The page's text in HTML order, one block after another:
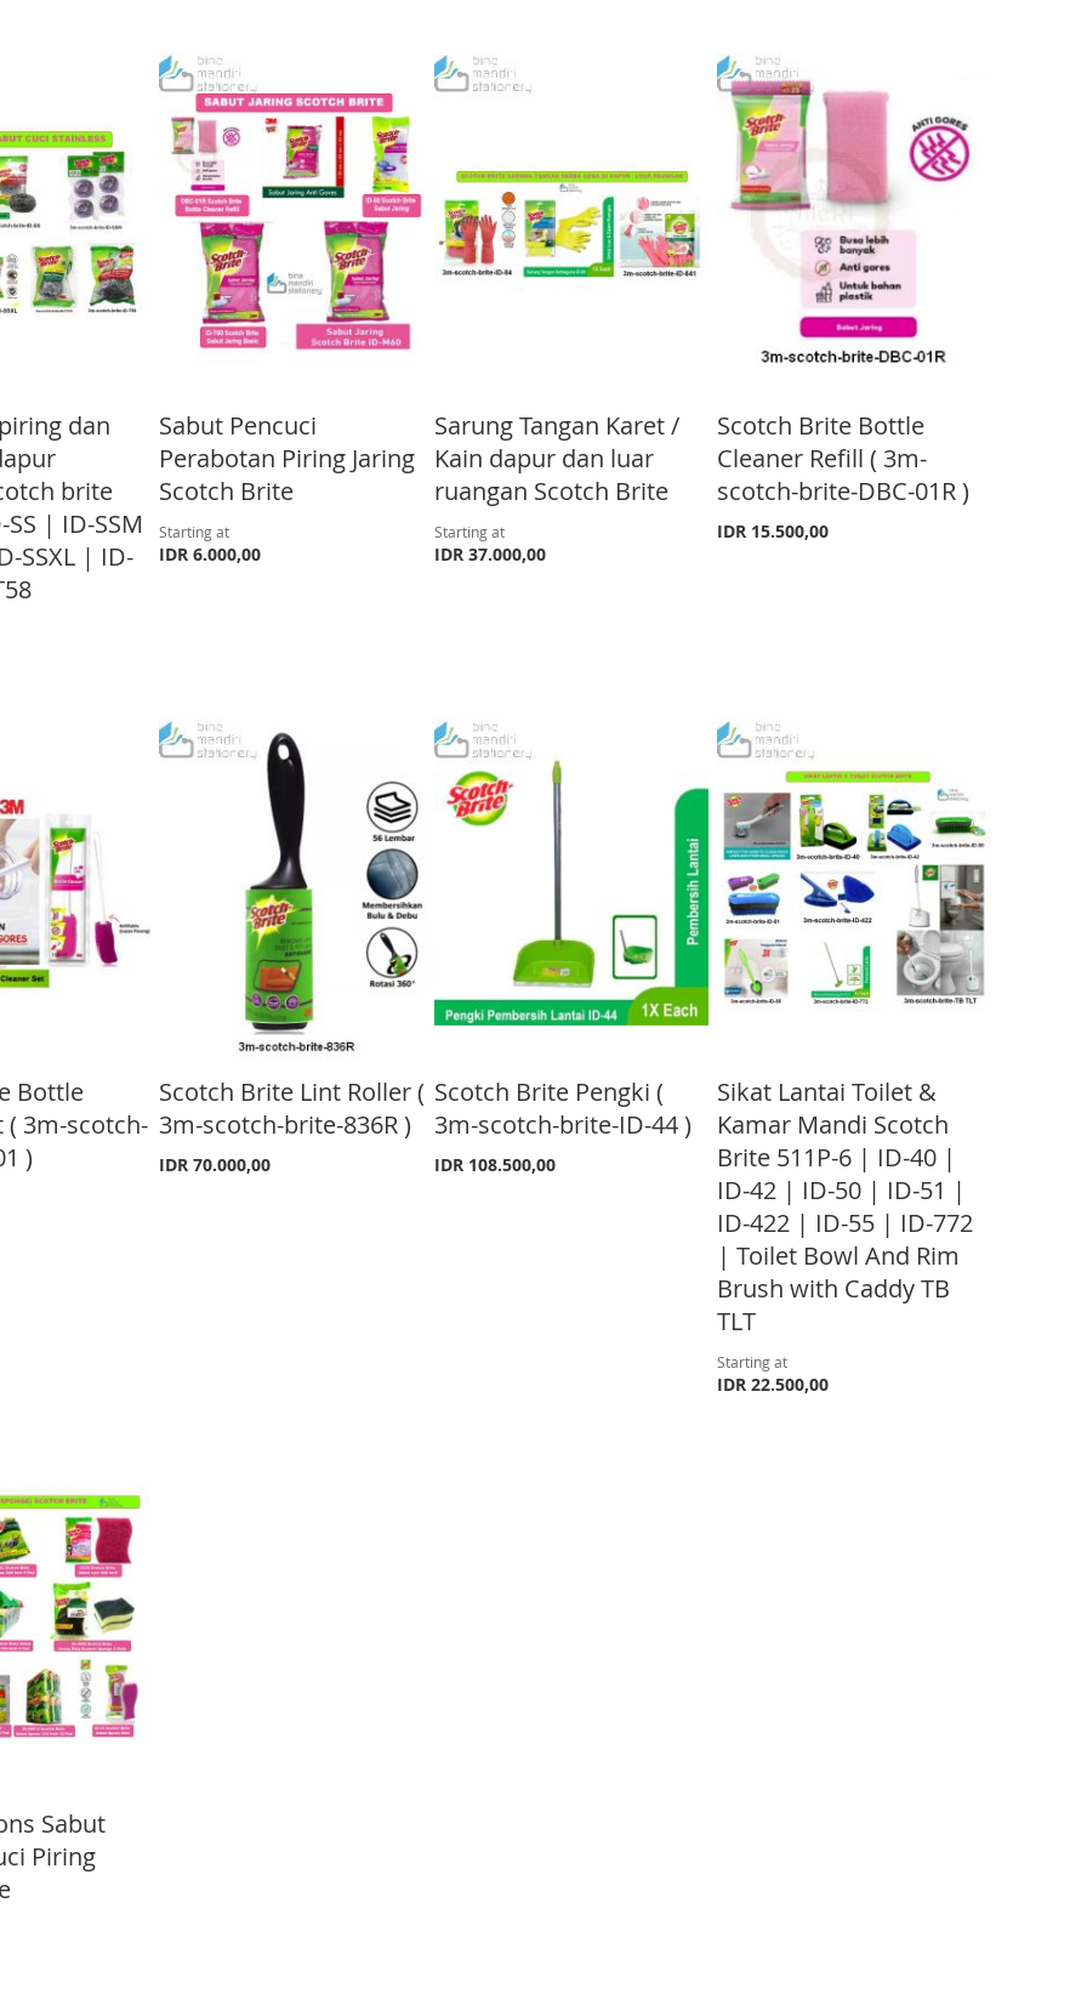
dan
brite
| ID-SSM
SSXL | ID-
Sabut Pencuci
Perabotan Piring Jaring
Scotch Brite
Starting at
IDR 6.000,00
Sarung Tangan Karet /
Kain dapur dan luar
ruangan Scotch Brite
Starting at
IDR 37.000,00
Scotch Brite Bottle
Cleaner Refill ( 3m-
scotch-brite-DBC-01R )
IDR 15.500,00
Bottle
( 3m-scotch-
)
Scotch Brite Lint Roller (
3m-scotch-brite-836R )
IDR 70.000,00
Scotch Brite Pengki (
3m-scotch-brite-ID-44 )
IDR 108.500,00
Sikat Lantai Toilet &
Kamar Mandi Scotch
Brite 511P-6 | ID-40 |
ID-42 | ID-50 | ID-51 |
ID-422 | ID-55 | ID-772
| Toilet Bowl And Rim
Brush with Caddy TB
TLT
Starting at
IDR 22.500,00
Sabut
Piring